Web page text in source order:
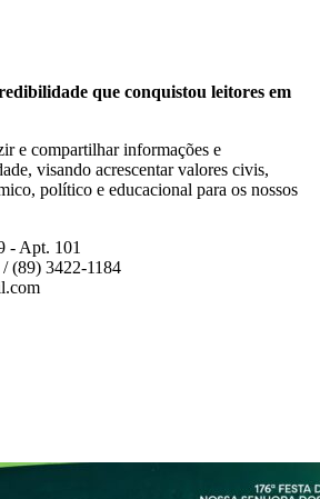
que conquistou leitores em
e compartilhar informações e
visando acrescentar valores civis,
político e educacional para os nossos
- Apt. 101
(89) 3422-1184